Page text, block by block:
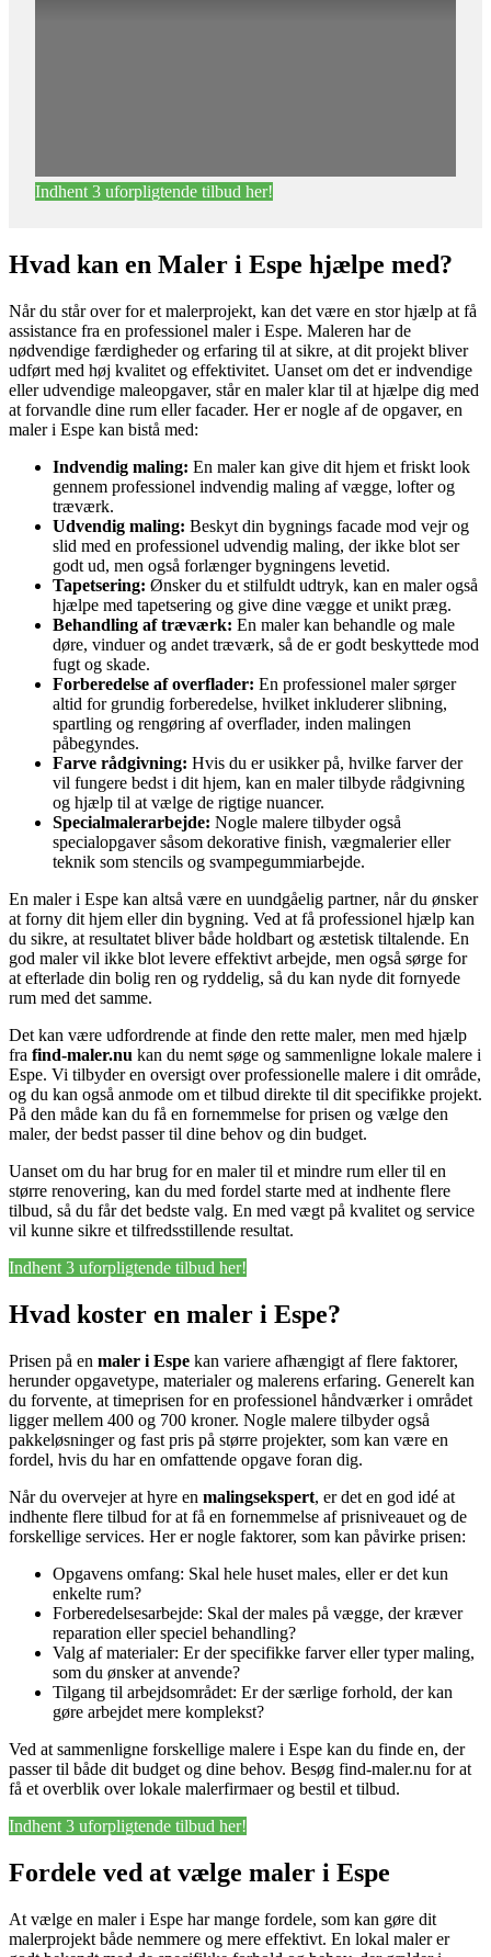
Indhent 3 uforpligtende tilbud her!
Hvad kan en Maler i Espe hjælpe med?
Når du står over for et malerprojekt, kan det være en stor hjælp at få
assistance fra en professionel maler i Espe. Maleren har de
nødvendige færdigheder og erfaring til at sikre, at dit projekt bliver
udført med høj kvalitet og effektivitet. Uanset om det er indvendige
eller udvendige maleopgaver, står en maler klar til at hjælpe dig med
at forvandle dine rum eller facader. Her er nogle af de opgaver, en
maler i Espe kan bistå med:
Indvendig maling: En maler kan give dit hjem et friskt look
gennem professionel indvendig maling af vægge, lofter og
træværk.
Udvendig maling: Beskyt din bygnings facade mod vejr og
slid med en professionel udvendig maling, der ikke blot ser
godt ud, men også forlænger bygningens levetid.
Tapetsering: Ønsker du et stilfuldt udtryk, kan en maler også
hjælpe med tapetsering og give dine vægge et unikt præg.
Behandling af træværk: En maler kan behandle og male
døre, vinduer og andet træværk, så de er godt beskyttede mod
fugt og skade.
Forberedelse af overflader: En professionel maler sørger
altid for grundig forberedelse, hvilket inkluderer slibning,
spartling og rengøring af overflader, inden malingen
påbegyndes.
Farve rådgivning: Hvis du er usikker på, hvilke farver der
vil fungere bedst i dit hjem, kan en maler tilbyde rådgivning
og hjælp til at vælge de rigtige nuancer.
Specialmalerarbejde: Nogle malere tilbyder også
specialopgaver såsom dekorative finish, vægmalerier eller
teknik som stencils og svampegummiarbejde.
En maler i Espe kan altså være en uundgåelig partner, når du ønsker
at forny dit hjem eller din bygning. Ved at få professionel hjælp kan
du sikre, at resultatet bliver både holdbart og æstetisk tiltalende. En
god maler vil ikke blot levere effektivt arbejde, men også sørge for
at efterlade din bolig ren og ryddelig, så du kan nyde dit fornyede
rum med det samme.
Det kan være udfordrende at finde den rette maler, men med hjælp
fra find-maler.nu kan du nemt søge og sammenligne lokale malere i
Espe. Vi tilbyder en oversigt over professionelle malere i dit område,
og du kan også anmode om et tilbud direkte til dit specifikke projekt.
På den måde kan du få en fornemmelse for prisen og vælge den
maler, der bedst passer til dine behov og din budget.
Uanset om du har brug for en maler til et mindre rum eller til en
større renovering, kan du med fordel starte med at indhente flere
tilbud, så du får det bedste valg. En med vægt på kvalitet og service
vil kunne sikre et tilfredsstillende resultat.
Indhent 3 uforpligtende tilbud her!
Hvad koster en maler i Espe?
Prisen på en maler i Espe kan variere afhængigt af flere faktorer,
herunder opgavetype, materialer og malerens erfaring. Generelt kan
du forvente, at timeprisen for en professionel håndværker i området
ligger mellem 400 og 700 kroner. Nogle malere tilbyder også
pakkeløsninger og fast pris på større projekter, som kan være en
fordel, hvis du har en omfattende opgave foran dig.
Når du overvejer at hyre en malingsekspert, er det en god idé at
indhente flere tilbud for at få en fornemmelse af prisniveauet og de
forskellige services. Her er nogle faktorer, som kan påvirke prisen:
Opgavens omfang: Skal hele huset males, eller er det kun
enkelte rum?
Forberedelsesarbejde: Skal der males på vægge, der kræver
reparation eller speciel behandling?
Valg af materialer: Er der specifikke farver eller typer maling,
som du ønsker at anvende?
Tilgang til arbejdsområdet: Er der særlige forhold, der kan
gøre arbejdet mere komplekst?
Ved at sammenligne forskellige malere i Espe kan du finde en, der
passer til både dit budget og dine behov. Besøg find-maler.nu for at
få et overblik over lokale malerfirmaer og bestil et tilbud.
Indhent 3 uforpligtende tilbud her!
Fordele ved at vælge maler i Espe
At vælge en maler i Espe har mange fordele, som kan gøre dit
malerprojekt både nemmere og mere effektivt. En lokal maler er